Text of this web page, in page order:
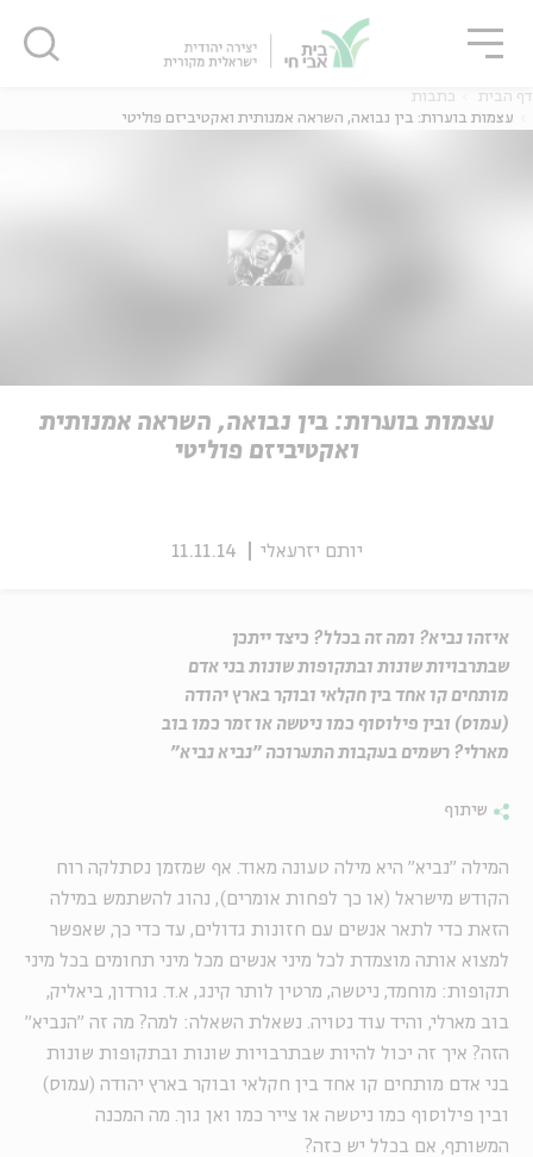
אנגלית
דף הבית
כתבות
עצמות בוערות: בין נבואה, השראה אמנותית ואקטיביזם פוליטי
עצמות בוערות: בין נבואה, השראה אמנותית
ואקטיביזם פוליטי
יותם יזרעאלי 11.11.14
איזהו נביא? ומה זה בכלל? כיצד ייתכן
שבתרבויות שונות ובתקופות שונות בני אדם
מותחים קו אחד בין חקלאי ובוקר בארץ יהודה
(עמוס) ובין פילוסוף כמו ניטשה או זמר כמו בוב
מארלי? רשמים בעקבות התערוכה "נביא נביא"
שיתוף
המילה "נביא" היא מילה טעונה מאוד. אף שמזמן נסתלקה רוח
הקודש מישראל (או כך לפחות אומרים), נהוג להשתמש במילה
הזאת כדי לתאר אנשים עם חזונות גדולים, עד כדי כך, שאפשר
למצוא אותה מוצמדת לכל מיני אנשים מכל מיני תחומים בכל מיני
תקופות: מוחמד, ניטשה, מרטין לותר קינג, א.ד. גורדון, ביאליק,
בוב מארלי, והיד עוד נטויה. נשאלת השאלה: למה? מה זה "הנביא"
הזה? איך זה יכול להיות שבתרבויות שונות ובתקופות שונות
בני אדם מותחים קו אחד בין חקלאי ובוקר בארץ יהודה (עמוס)
ובין פילוסוף כמו ניטשה או צייר כמו ואן גוך. מה המכנה
המשותף, אם בכלל יש כזה?
סגור